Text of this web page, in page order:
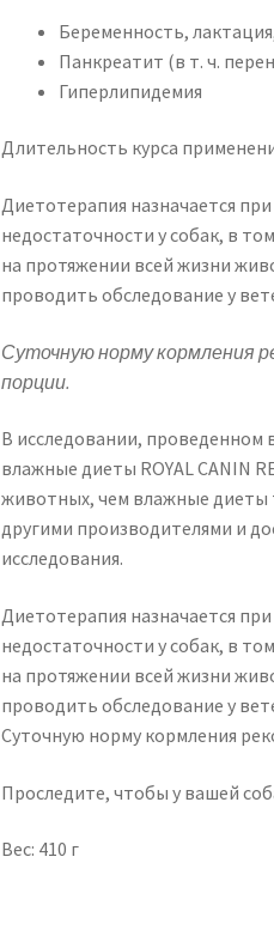
Беременность,
Панкреатит (в т. ч.
Гиперлипидемия
Длительность курса
Диетотерапия назначается
недостаточности у собак, в
на протяжении всей жизни
проводить обследование у
Суточную норму кормления
порции.
В исследовании, проведенном
влажные диеты ROYAL CANIN
животных, чем влажные диеты
другими производителями и
исследования.
Диетотерапия назначается
недостаточности у собак, в
на протяжении всей жизни
проводить обследование у
Суточную норму кормления
Проследите, чтобы у вашей
Вес: 410 г